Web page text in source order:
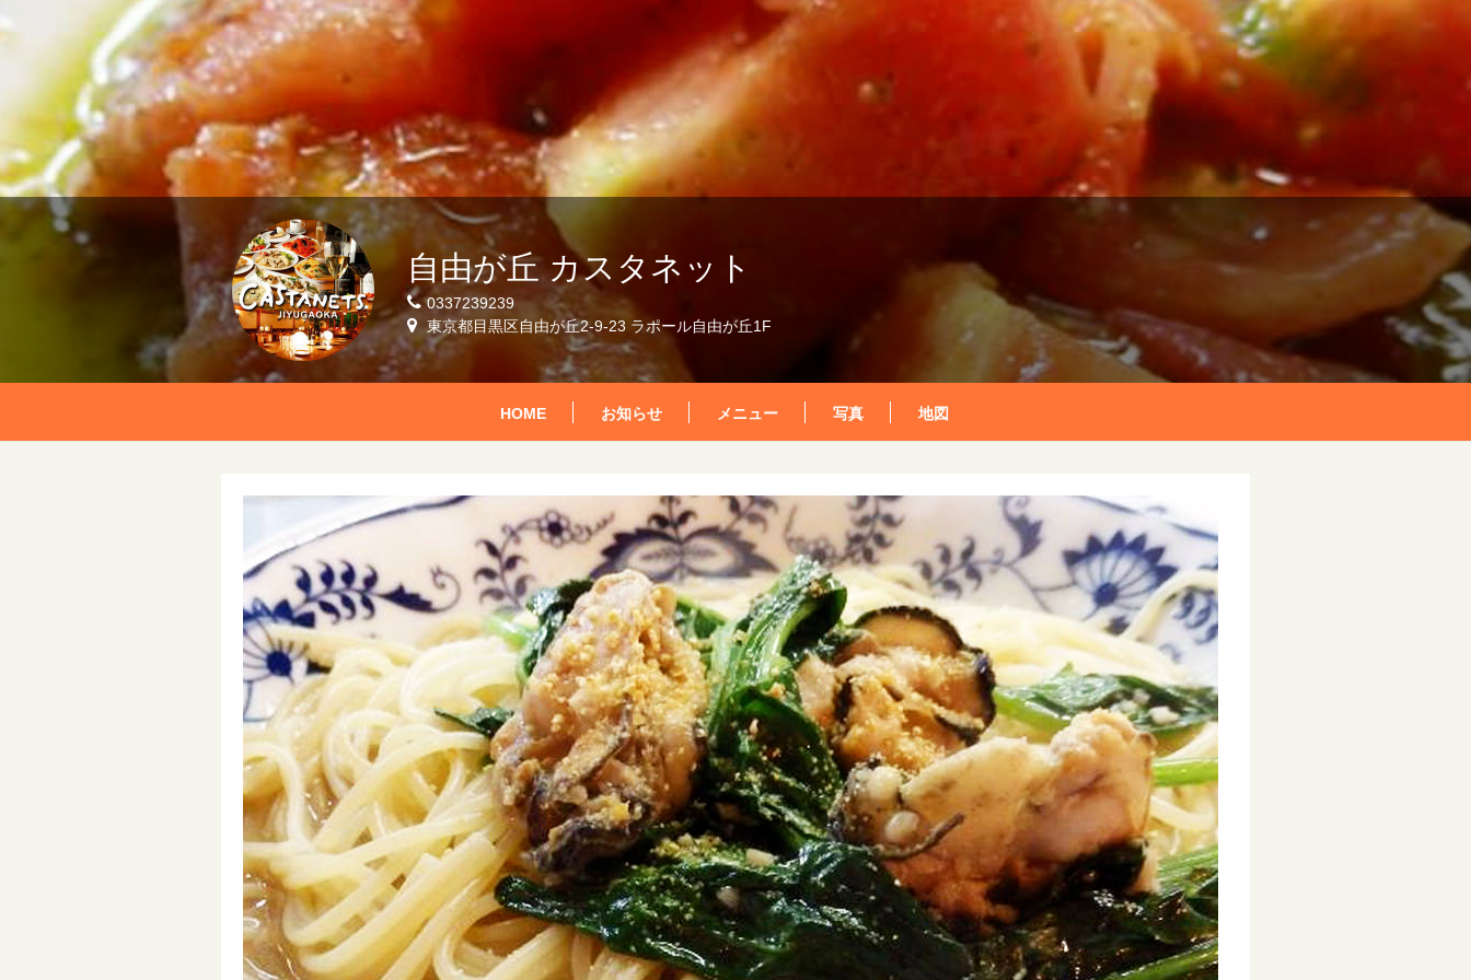
自由が丘 カスタネット
0337239239
東京都目黒区自由が丘2-9-23 ラポール自由が丘1F
HOME お知らせ メニュー 写真 地図